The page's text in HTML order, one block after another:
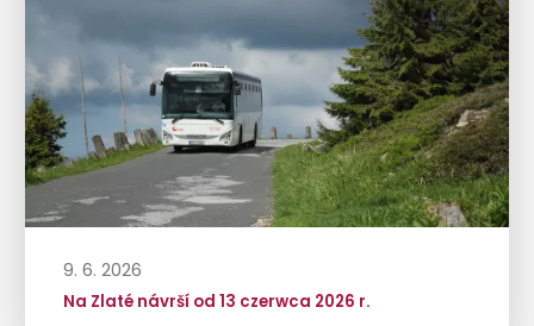
9. 6. 2026
Na Zlaté návrší od 13 czerwca 2026 r.